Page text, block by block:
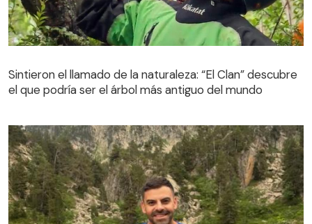
el que podría ser el árbol más antiguo del mundo
Sintieron el llamado de la naturaleza: “El Clan” descubre
el que podría ser el árbol más antiguo del mundo